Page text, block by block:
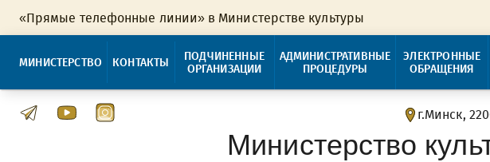
«Прямые телефонные линии» в Министерстве культуры
МИНИСТЕРСТВО КОНТАКТЫ
ПОДЧИНЕННЫЕ
ОРГАНИЗАЦИИ
АДМИНИСТРАТИВНЫЕ
ПРОЦЕДУРЫ
ЭЛЕКТРОННЫЕ
ОБРАЩЕНИЯ
г.Минск,
Министерство